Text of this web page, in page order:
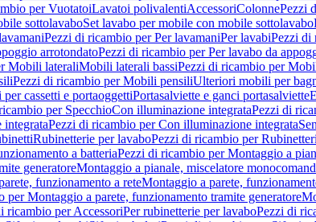
per VuotatoiLavatoi polivalentiAccessoriColonnePezzi
sottolavaboSet lavabo per mobile con mobile sottolavabo
Pezzi di ricambio per Per lavamaniPer lavabiPezzi di
arrotondatoPezzi di ricambio per Per lavabo da
Mobili lateraliMobili laterali bassiPezzi di ricambio per
Pezzi di ricambio per Mobili pensiliUlteriori mobili per
per cassetti e portaoggettiPortasalviette e ganci portasalviette
per SpecchioCon illuminazione integrataPezzi di
Pezzi di ricambio per Con illuminazione integrata
Rubinetterie per lavaboPezzi di ricambio per
a batteriaPezzi di ricambio per Montaggio a
generatoreMontaggio a pianale, miscelatore
funzionamento a reteMontaggio a parete,
per Montaggio a parete, funzionamento tramite generatore
ricambio per AccessoriPer rubinetterie per lavaboPezzi di